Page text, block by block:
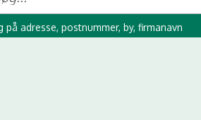
på adresse, postnummer, by, firmanavn